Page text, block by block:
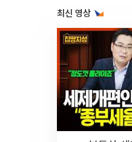
최신 영상